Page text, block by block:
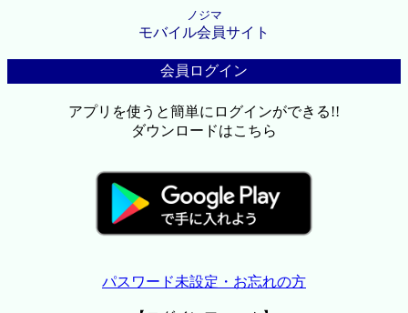
ノジマ
モバイル会員サイト
会員ログイン
アプリを使うと簡単にログインができる!!
ダウンロードはこちら
パスワード未設定・お忘れの方